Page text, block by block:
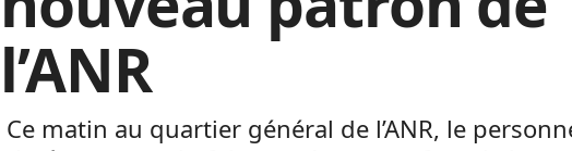
l’ANR
Ce matin au quartier général de l’ANR, le